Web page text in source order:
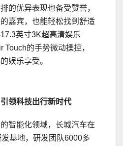
的优异表现也备受赞誉，
嘉宾，也能轻松找到舒适
英寸3K超高清娱乐
Touch的手势微动操控，
娱乐享受。
引领科技出行新时代
智能化领域，长城汽车在
基地，研发团队6000多